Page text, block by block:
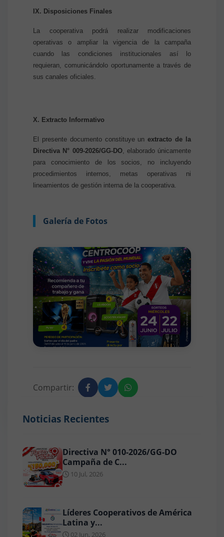
IX. Disposiciones Finales
La cooperativa podrá realizar modificaciones
operativas o ampliar la vigencia de la campaña
cuando las condiciones institucionales así lo
requieran, comunicándolo oportunamente a través de
sus canales oficiales.
X. Extracto Informativo
El presente documento constituye unextracto de la
Directiva N° 009-2026/GG-DO, elaborado únicamente
para conocimiento de los socios, no incluyendo
procedimientos internos, metas operativas ni
lineamientos de gestión interna de la cooperativa.
Galería de Fotos
Compartir:
Noticias Recientes
Directiva N° 010-2026/GG-DO
Campaña de C...
10 Jul, 2026
Líderes Cooperativos de América
Latina y...
02 Jun, 2026